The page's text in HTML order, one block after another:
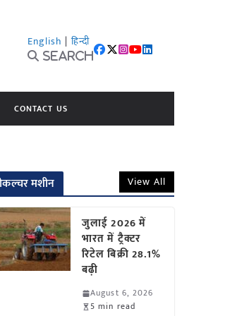
English | हिन्दी
Search
CONTACT US
मशीन View All
जुलाई 2026 में
भारत में ट्रैक्टर
रिटेल बिक्री 28.1%
बढ़ी
August 6, 2026
5 min read